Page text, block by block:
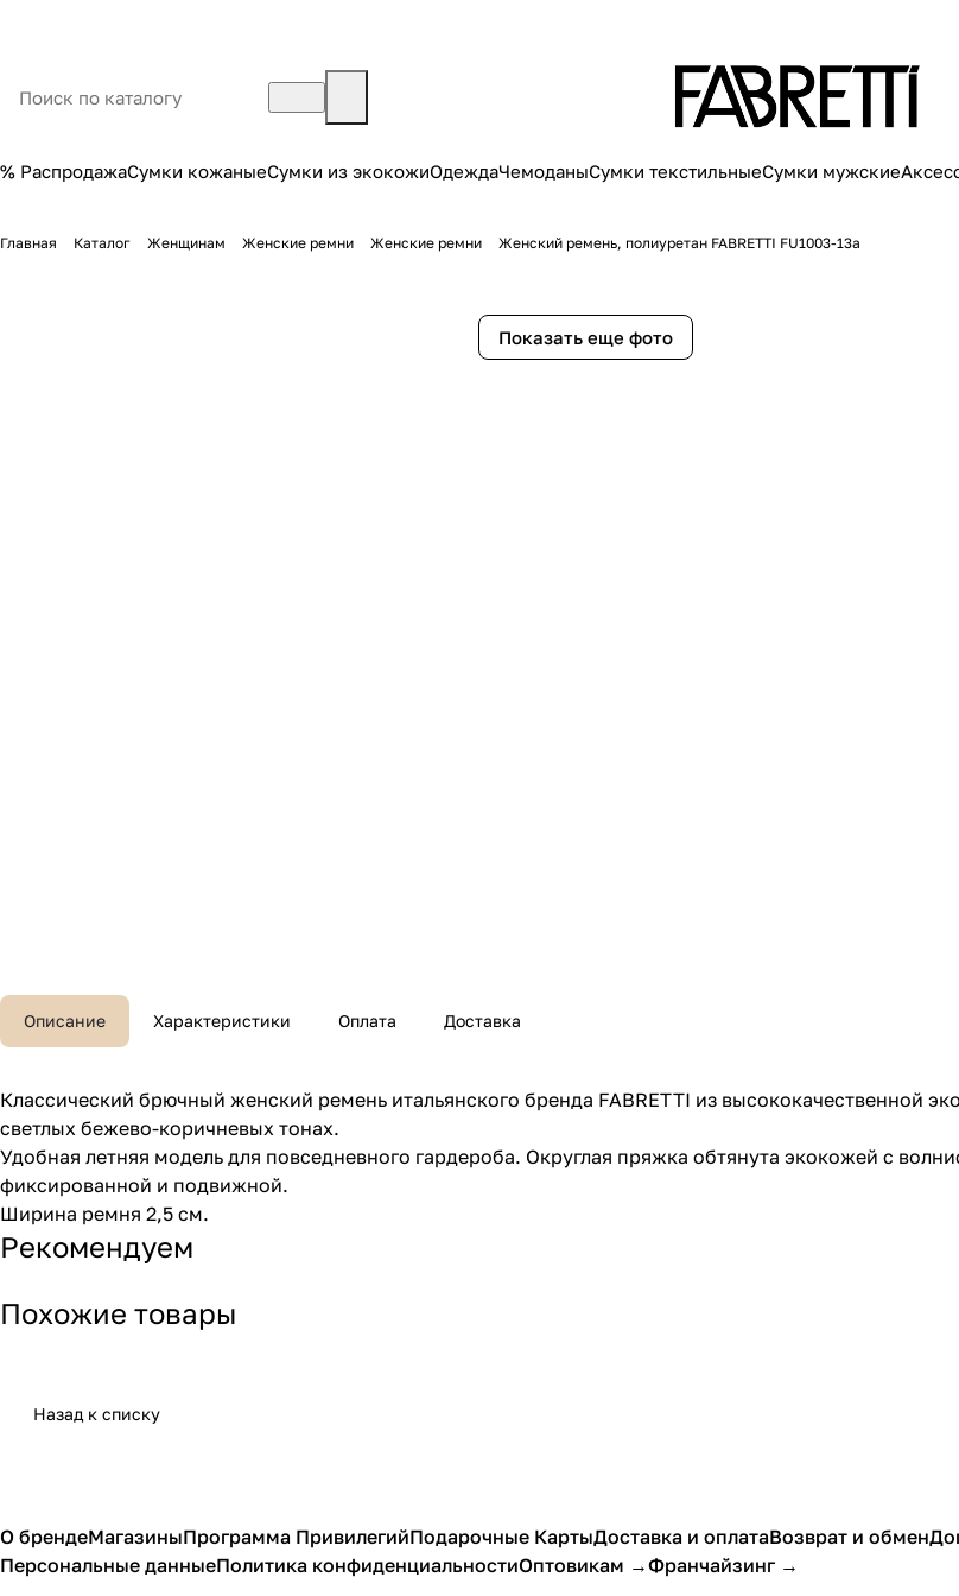
% РаспродажаСумки кожаныеСумки из экокожиОдеждаЧемоданыСумки текстильныеСумки мужские
Главная Каталог Женщинам Женские ремни Женские ремни Женский ремень, полиуретан FABRETTI FU1003-13a
Показать еще фото
Описание Характеристики Оплата Доставка
Классический брючный женский ремень итальянского бренда FABRETTI из высококачественной
светлых бежево-коричневых тонах.
Удобная летняя модель для повседневного гардероба. Округлая пряжка обтянута экокожей с
фиксированной и подвижной.
Ширина ремня 2,5 см.
Рекомендуем
Похожие товары
Назад к списку
О брендеМагазиныПрограмма ПривилегийПодарочные КартыДоставка и оплатаВозврат и обмен
Персональные данныеПолитика конфиденциальностиОптовикам →Франчайзинг →